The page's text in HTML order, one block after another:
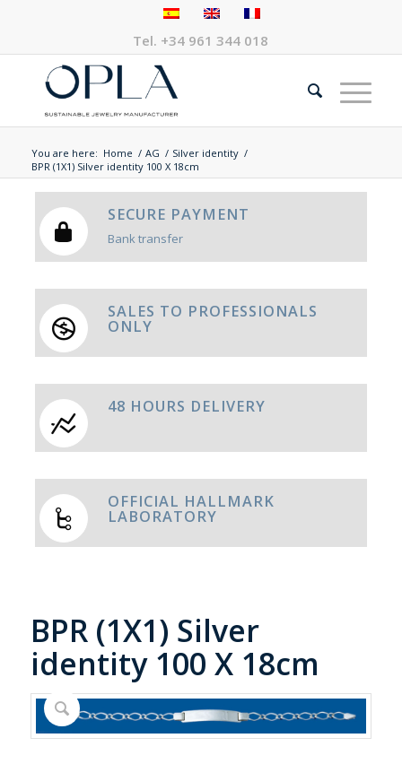
Tel. +34 961 344 018
You are here: Home / AG / Silver identity /
BPR (1X1) Silver identity 100 X 18cm
SECURE PAYMENT
Bank transfer
SALES TO PROFESSIONALS
ONLY
48 HOURS DELIVERY
OFFICIAL HALLMARK
LABORATORY
BPR (1X1) Silver
identity 100 X 18cm